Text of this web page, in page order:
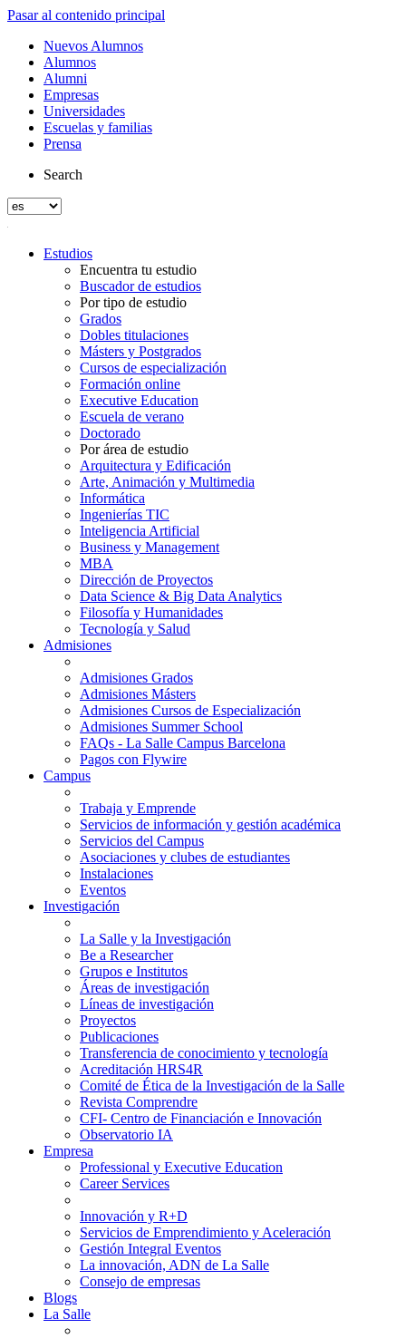
Pasar al contenido principal
Nuevos Alumnos
Alumnos
Alumni
Empresas
Universidades
Escuelas y familias
Prensa
Search
Estudios
Encuentra tu estudio
Buscador de estudios
Por tipo de estudio
Grados
Dobles titulaciones
Másters y Postgrados
Cursos de especialización
Formación online
Executive Education
Escuela de verano
Doctorado
Por área de estudio
Arquitectura y Edificación
Arte, Animación y Multimedia
Informática
Ingenierías TIC
Inteligencia Artificial
Business y Management
MBA
Dirección de Proyectos
Data Science & Big Data Analytics
Filosofía y Humanidades
Tecnología y Salud
Admisiones
Admisiones Grados
Admisiones Másters
Admisiones Cursos de Especialización
Admisiones Summer School
FAQs - La Salle Campus Barcelona
Pagos con Flywire
Campus
Trabaja y Emprende
Servicios de información y gestión académica
Servicios del Campus
Asociaciones y clubes de estudiantes
Instalaciones
Eventos
Investigación
La Salle y la Investigación
Be a Researcher
Grupos e Institutos
Áreas de investigación
Líneas de investigación
Proyectos
Publicaciones
Transferencia de conocimiento y tecnología
Acreditación HRS4R
Comité de Ética de la Investigación de la Salle
Revista Comprendre
CFI- Centro de Financiación e Innovación
Observatorio IA
Empresa
Professional y Executive Education
Career Services
Innovación y R+D
Servicios de Emprendimiento y Aceleración
Gestión Integral Eventos
La innovación, ADN de La Salle
Consejo de empresas
Blogs
La Salle